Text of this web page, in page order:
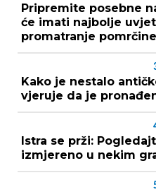
Pripremite posebne
će imati najbolje
promatranje
Kako je nestalo
vjeruje da je
Istra se prži:
izmjereno u nekim